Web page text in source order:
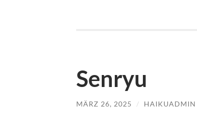
Senryu
MÄRZ 26, 2025 / HAIKUADMIN